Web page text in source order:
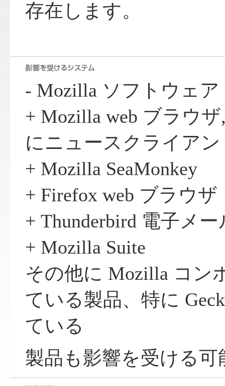
存在します。
- Mozilla ソフトウェア
+ Mozilla web ブラウ
にニュースクライアン
+ Mozilla SeaMonkey
+ Firefox web ブラウザ
+ Thunderbird 電子メ
+ Mozilla Suite
その他に Mozilla コン
ている製品、特に
ている
製品も影響を受ける